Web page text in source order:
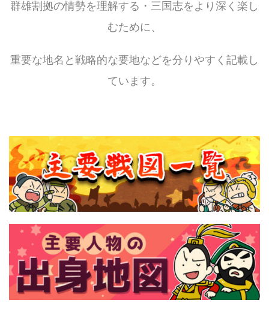
群雄割拠の情勢を理解する・三国志をより深く楽し
むために、
重要な地名と戦略的な要地などを分りやすく記載し
ています。